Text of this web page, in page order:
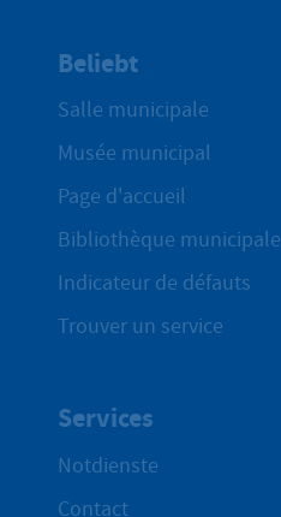
Beliebt
Salle municipale
Musée municipal
Page d'accueil
Bibliothèque municipale
Indicateur de défauts
Trouver un service
Services
Notdienste
Contact